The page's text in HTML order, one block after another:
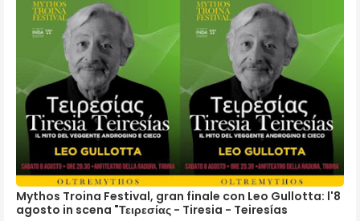
Mythos Troina Festival, gran finale con Leo Gullotta: l'8
agosto in scena "Τειρεσίας - Tiresia - Teiresías